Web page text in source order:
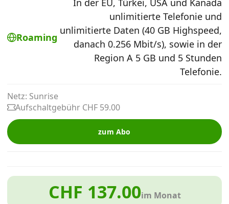
Alle Mobile-Vergleiche
Internet, TV, Telefon
Kombi-Angebote
Roaming
In der EU, Türkei, USA und Kanada
unlimitierte Telefonie und
unlimitierte Daten (40 GB Highspeed,
danach 0.256 Mbit/s), sowie in der
Region A 5 GB und 5 Stunden
Telefonie.
Netz: Sunrise
Aufschaltgebühr CHF 59.00
zum Abo
CHF 137.00im Monat